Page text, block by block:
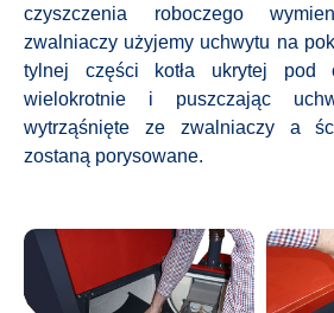
czyszczenia roboczego
zwalniaczy użyjemy uchwytu na
tylnej części kotła ukrytej pod
wielokrotnie i puszczając
wytrząśnięte ze zwalniaczy a
zostaną porysowane.